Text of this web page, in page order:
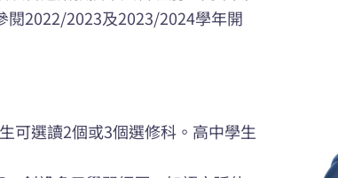
閱2022/2023及2023/2024學年開
可選讀2個或3個選修科。高中學生